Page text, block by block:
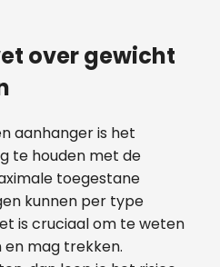
over gewicht
aanhanger is het
te houden met de
toegestane
kunnen per type
is cruciaal om te weten
mag trekken.